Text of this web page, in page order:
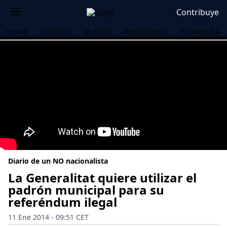
Contribuye
HOME POLÍTICA MUNDO PERIODISMO ECONOMÍA
Diario de un NO nacionalista
La Generalitat quiere utilizar el
padrón municipal para su
referéndum ilegal
11 Ene 2014 - 09:51 CET